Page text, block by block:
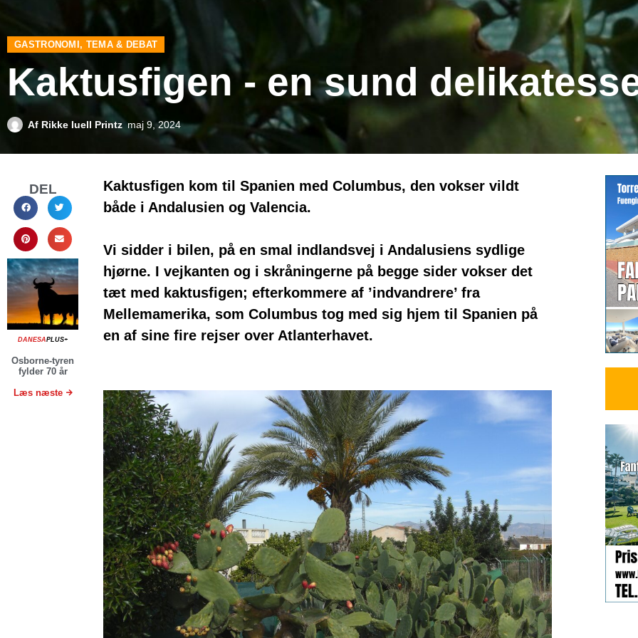
GASTRONOMI, TEMA & DEBAT
Kaktusfigen - en sund
Af Rikke Iuell Printz maj 9, 2024
DEL
DANESAPLUS+
Osborne-tyren
fylder 70 år
Læs næste
Kaktusfigen kom til Spanien med Columbus, den vokser vildt
både i Andalusien og Valencia.
Vi sidder i bilen, på en smal indlandsvej i Andalusiens sydlige
hjørne. I vejkanten og i skråningerne på begge sider vokser det
tæt med kaktusfigen; efterkommere af ’indvandrere’ fra
Mellemamerika, som Columbus tog med sig hjem til Spanien på
en af sine fire rejser over Atlanterhavet.